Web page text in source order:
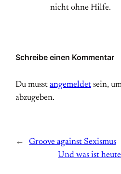
nicht ohne Hilfe.
Schreibe einen Kommentar
Du musst angemeldet sein,
abzugeben.
←
Groove against Sexismus
Und was ist